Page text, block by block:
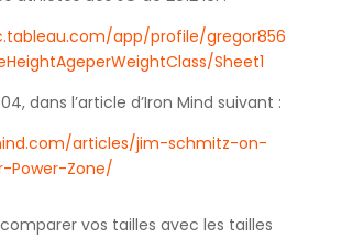
app/profile/gregor856
Sheet1
dans l’article d’Iron Mind suivant :
articles/jim-schmitz-on-
Power-Zone/
vos tailles avec les tailles